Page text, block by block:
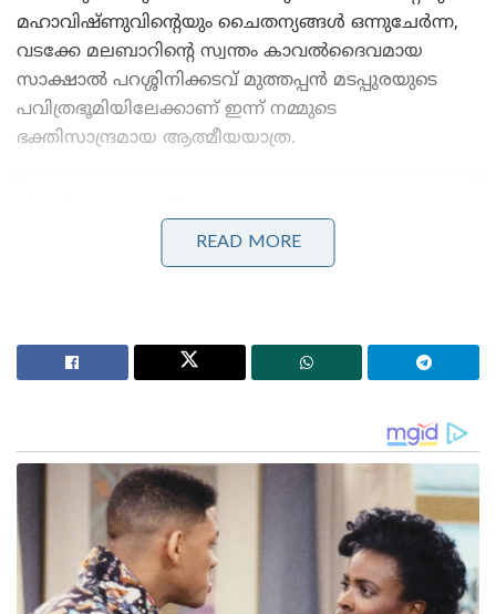
മഹാവിഷ്ണുവിന്റെയും ചൈതന്യങ്ങൾ ഒന്നുചേർന്ന,
വടക്കേ മലബാറിന്റെ സ്വന്തം കാവൽദൈവമായ
സാക്ഷാൽ പറശ്ശിനിക്കടവ് മുത്തപ്പൻ മടപ്പുരയുടെ
പവിത്രഭൂമിയിലേക്കാണ് ഇന്ന് നമ്മുടെ
ഭക്തിസാന്ദ്രമായ ആത്മീയയാത്ര.
മലബാറിന്റെ മണ്ണിൽ തലമുറകളായി പകർന്നുപോന്ന
അതീവ ഹൃദയസ്പർശിയായ ഒരു ഐതീഹ്യമുണ്ട്.
എരുവേശ്ശിയിലെ അയ്യങ്കര വാഴുന്നവർ എന്ന
നാടുവാഴിക്കും അന്തർജനത്തിനും കുട്ടികളില്ലാത്ത
ദുഃഖമുണ്ടായിരുന്നു. ഒടുവിൽ അവരുടെ പ്രാർത്ഥനകൾ
കേട്ടതുപോലെ, കാട്ടിലെ പുഴക്കരയിലെ ഒരു കല്ലിൽ
നിന്നും അവർക്കൊരു ദിവ്യബാലനെ ലഭിക്കുന്നു.
READ MORE